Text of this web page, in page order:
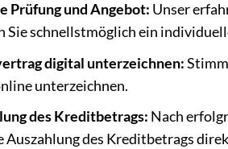
Prüfung und Angebot: Unser
Sie schnellstmöglich ein
digital unterzeichnen:
unterzeichnen.
des Kreditbetrags: Nach
Auszahlung des Kreditbetrags